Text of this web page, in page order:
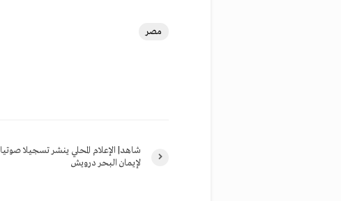
مصر
شاهد| الإعلام المحلي ينشر تسجيلا صوتيا
لإيمان البحر درويش